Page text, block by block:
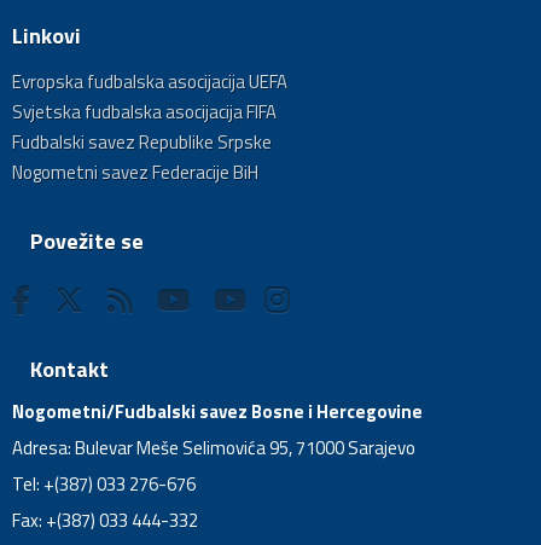
Linkovi
Evropska fudbalska asocijacija UEFA
Svjetska fudbalska asocijacija FIFA
Fudbalski savez Republike Srpske
Nogometni savez Federacije BiH
Povežite se
Kontakt
Nogometni/Fudbalski savez Bosne i Hercegovine
Adresa: Bulevar Meše Selimovića 95, 71000 Sarajevo
Tel: +(387) 033 276-676
Fax: +(387) 033 444-332